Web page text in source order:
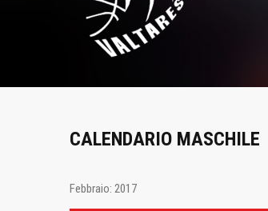
CALENDARIO MASCHILE
Febbraio: 2017